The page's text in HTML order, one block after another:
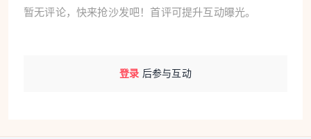
暂无评论，快来抢沙发吧！首评可提升互动曝光。
登录 后参与互动